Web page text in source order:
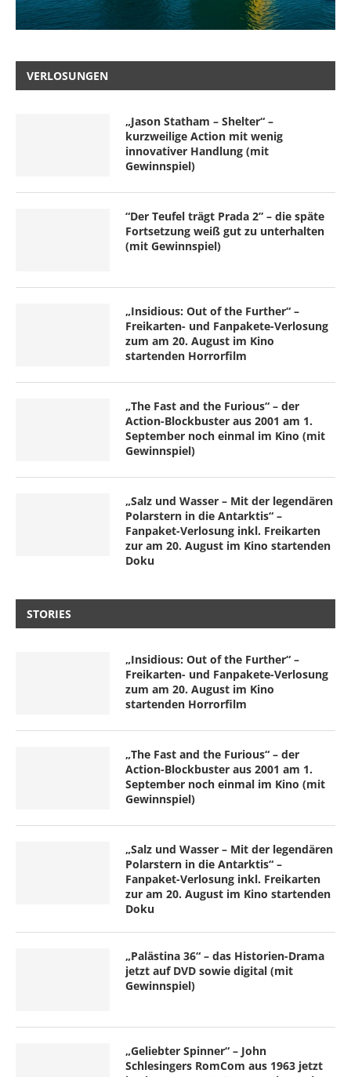
VERLOSUNGEN
„Jason Statham – Shelter“ –
kurzweilige Action mit wenig
innovativer Handlung (mit
Gewinnspiel)
“Der Teufel trägt Prada 2” – die späte
Fortsetzung weiß gut zu unterhalten
(mit Gewinnspiel)
„Insidious: Out of the Further“ –
Freikarten- und Fanpakete-Verlosung
zum am 20. August im Kino
startenden Horrorfilm
„The Fast and the Furious“ – der
Action-Blockbuster aus 2001 am 1.
September noch einmal im Kino (mit
Gewinnspiel)
„Salz und Wasser – Mit der legendären
Polarstern in die Antarktis“ –
Fanpaket-Verlosung inkl. Freikarten
zur am 20. August im Kino startenden
Doku
STORIES
„Insidious: Out of the Further“ –
Freikarten- und Fanpakete-Verlosung
zum am 20. August im Kino
startenden Horrorfilm
„The Fast and the Furious“ – der
Action-Blockbuster aus 2001 am 1.
September noch einmal im Kino (mit
Gewinnspiel)
„Salz und Wasser – Mit der legendären
Polarstern in die Antarktis“ –
Fanpaket-Verlosung inkl. Freikarten
zur am 20. August im Kino startenden
Doku
„Palästina 36“ – das Historien-Drama
jetzt auf DVD sowie digital (mit
Gewinnspiel)
„Geliebter Spinner“ – John
Schlesingers RomCom aus 1963 jetzt